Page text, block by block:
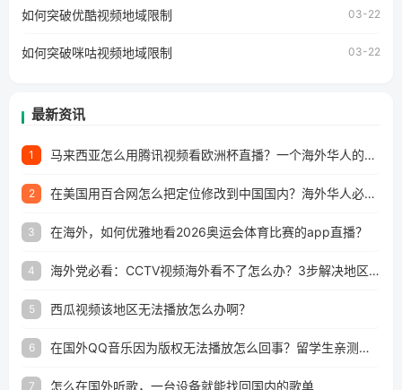
工作、留学、定居等，都可以使用，不再因地区和版权限制
所困扰。
如何突破优酷视频地域限制 03-22
如何突破咪咕视频地域限制 03-22
最新资讯
1 马来西亚怎么用腾讯视频看欧洲杯直播？一个海外华人的真实困扰与破解
2 在美国用百合网怎么把定位修改到中国国内？海外华人必备的回国加速指南
3 在海外，如何优雅地看2026奥运会体育比赛的app直播？
4 海外党必看：CCTV视频海外看不了怎么办？3步解决地区限制+追剧自由
5 西瓜视频该地区无法播放怎么办啊？
6 在国外QQ音乐因为版权无法播放怎么回事？留学生亲测有效的解决办法
7 怎么在国外听歌，一台设备就能找回国内的歌单